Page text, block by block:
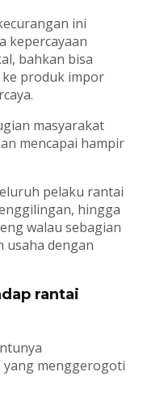
ini
kepercayaan
bahkan bisa
produk impor
masyarakat
mencapai hampir
pelaku rantai
hingga
walau sebagian
usaha dengan
rantai
menggerogoti